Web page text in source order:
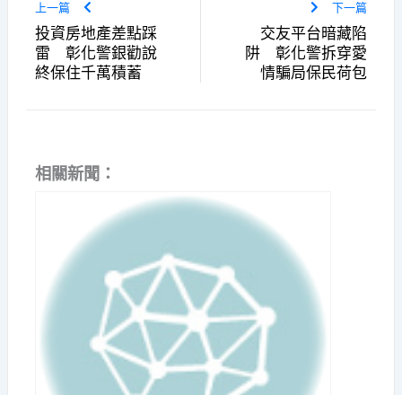
上一篇
投資房地產差點踩
雷 彰化警銀勸說
終保住千萬積蓄
下一篇
交友平台暗藏陷
阱 彰化警拆穿愛
情騙局保民荷包
相關新聞：